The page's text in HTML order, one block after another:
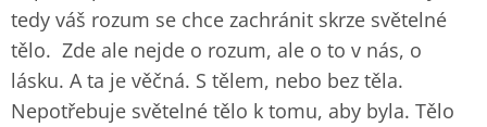
tedy váš rozum se chce zachránit skrze světelné
tělo. Zde ale nejde o rozum, ale o to v nás, o
lásku. A ta je věčná. S tělem, nebo bez těla.
Nepotřebuje světelné tělo k tomu, aby byla. Tělo